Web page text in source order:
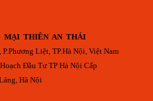
MẠI THIÊN AN THÁI
Liệt, TP.Hà Nội, Việt Nam
Đầu Tư TP Hà Nội Cấp
Hà Nội